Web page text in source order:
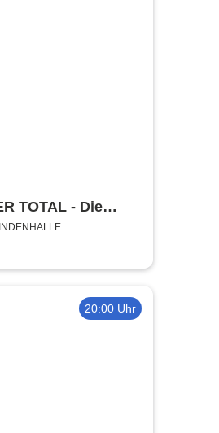
TOTAL - Die
Hitparade
20:00 Uhr